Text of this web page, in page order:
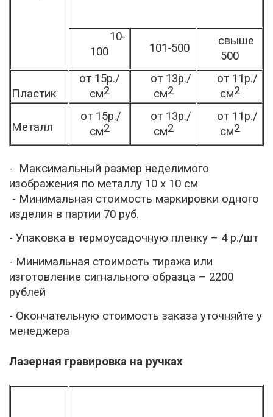
10-
100
101-500
свыше
500
Пластик
от 15р./
см2
от 13р./
см2
от 11р./
см2
Металл
от 15р./
см2
от 13р./
см2
от 11р./
см2
- Максимальный размер неделимого
изображения по металлу 10 х 10 см
- Минимальная стоимость маркировки одного
изделия в партии 70 руб.
- Упаковка в термоусадочную пленку – 4 р./шт
- Минимальная стоимость тиража или
изготовление сигнального образца – 2200
рублей
- Окончательную стоимость заказа уточняйте у
менеджера
Лазерная гравировка на ручках